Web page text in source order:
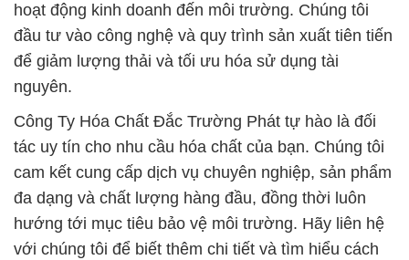
hoạt động kinh doanh đến môi trường. Chúng tôi
đầu tư vào công nghệ và quy trình sản xuất tiên tiến
để giảm lượng thải và tối ưu hóa sử dụng tài
nguyên.
Công Ty Hóa Chất Đắc Trường Phát tự hào là đối
tác uy tín cho nhu cầu hóa chất của bạn. Chúng tôi
cam kết cung cấp dịch vụ chuyên nghiệp, sản phẩm
đa dạng và chất lượng hàng đầu, đồng thời luôn
hướng tới mục tiêu bảo vệ môi trường. Hãy liên hệ
với chúng tôi để biết thêm chi tiết và tìm hiểu cách